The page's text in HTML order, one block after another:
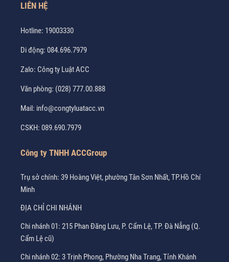
LIÊN HỆ
Hotline: 19003330
Di động: 084.696.7979
Zalo: Công ty Luật ACC
Văn phòng: (028) 777.00.888
Mail: info@congtyluatacc.vn
CSKH: 089.690.7979
Công ty TNHH ACCGroup
Trụ sở chính: 39 Hoàng Việt, phường Tân Sơn Nhất, TP.Hồ Chí
Minh
ĐỊA CHỈ CHI NHÁNH
Chi nhánh 01: 215 Phan Đăng Lưu, P. Cẩm Lệ, TP. Đà Nẵng (Q.
Cẩm Lệ cũ)
Chi nhánh 02: 3 Trịnh Phong, Phường Nha Trang, Tỉnh Khánh